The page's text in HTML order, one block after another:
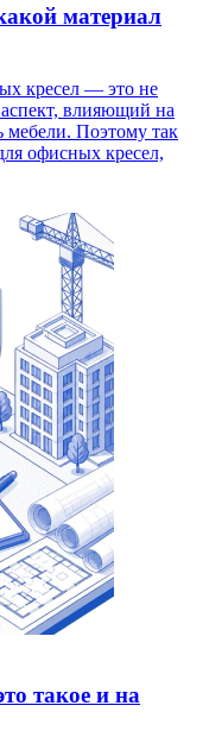
материал
кресел — это не
влияющий на
мебели. Поэтому так
офисных кресел,
такое и на